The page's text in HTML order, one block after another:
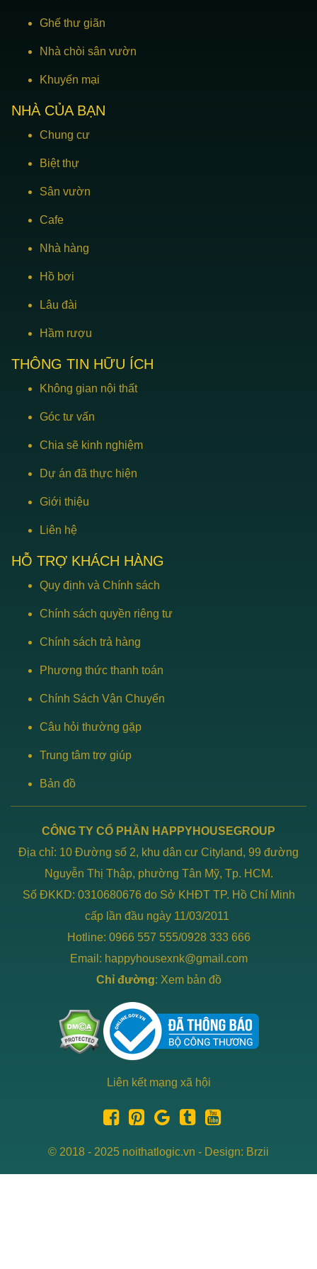
Ghế thư giãn
Nhà chòi sân vườn
Khuyến mại
NHÀ CỦA BẠN
Chung cư
Biệt thự
Sân vườn
Cafe
Nhà hàng
Hồ bơi
Lâu đài
Hầm rượu
THÔNG TIN HỮU ÍCH
Không gian nội thất
Góc tư vấn
Chia sẽ kinh nghiệm
Dự án đã thực hiện
Giới thiệu
Liên hệ
HỖ TRỢ KHÁCH HÀNG
Quy định và Chính sách
Chính sách quyền riêng tư
Chính sách trả hàng
Phương thức thanh toán
Chính Sách Vận Chuyển
Câu hỏi thường gặp
Trung tâm trợ giúp
Bản đồ
CÔNG TY CỔ PHẦN HAPPYHOUSEGROUP
Địa chỉ: 10 Đường số 2, khu dân cư Cityland, 99 đường
Nguyễn Thị Thập, phường Tân Mỹ, Tp. HCM.
Số ĐKKD: 0310680676 do Sở KHĐT TP. Hồ Chí Minh
cấp lần đầu ngày 11/03/2011
Hotline: 0966 557 555/0928 333 666
Email: happyhousexnk@gmail.com
Chỉ đường: Xem bản đồ
Liên kết mạng xã hội
© 2018 - 2025 noithatlogic.vn - Design: Brzii